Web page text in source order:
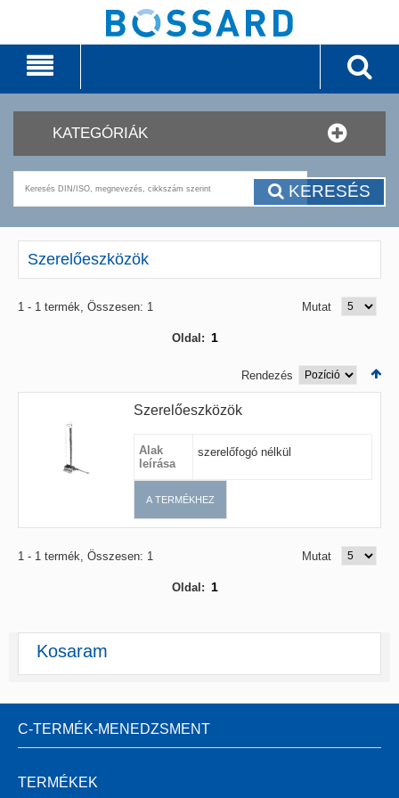
KATEGÓRIÁK
KERESÉS
Szerelőeszközök
1 - 1 termék, Összesen: 1 Mutat
Oldal: 1
Rendezés
Szerelőeszközök
Alak
leírása
szerelőfogó nélkül
A TERMÉKHEZ
1 - 1 termék, Összesen: 1 Mutat
Oldal: 1
Kosaram
C-TERMÉK-MENEDZSMENT
TERMÉKEK